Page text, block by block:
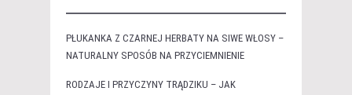
PŁUKANKA Z CZARNEJ HERBATY NA SIWE WŁOSY –
NATURALNY SPOSÓB NA PRZYCIEMNIENIE
RODZAJE I PRZYCZYNY TRĄDZIKU – JAK